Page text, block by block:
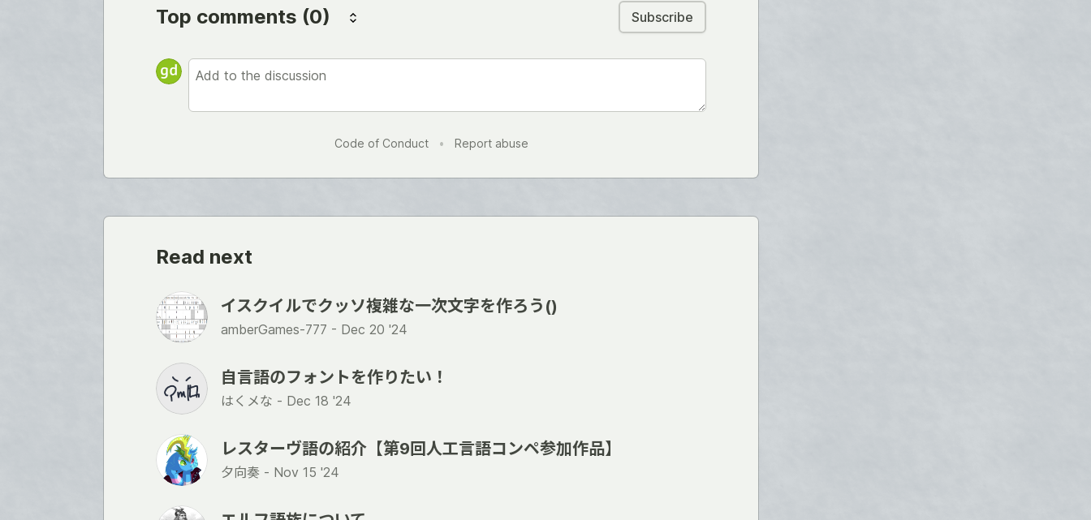
Top comments (0) Subscribe
Code of Conduct • Report abuse
Read next
イスクイルでクッソ複雑な一次文字を作ろう()
amberGames-777 - Dec 20 '24
自言語のフォントを作りたい！
はくメな - Dec 18 '24
レスターヴ語の紹介【第9回人工言語コンペ参加作品】
夕向奏 - Nov 15 '24